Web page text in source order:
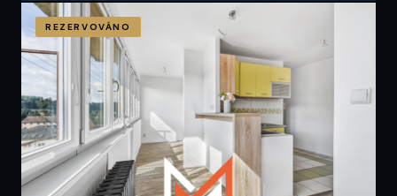
REZERVOVÁNO